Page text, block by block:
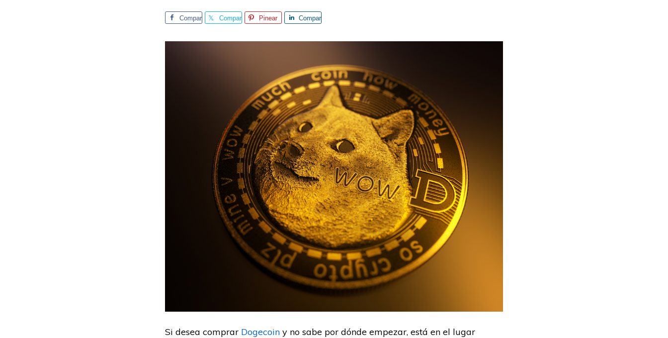
Compar
Compar
Pinear
Compar
Si desea comprar Dogecoin y no sabe por dónde empezar, está en el lugar